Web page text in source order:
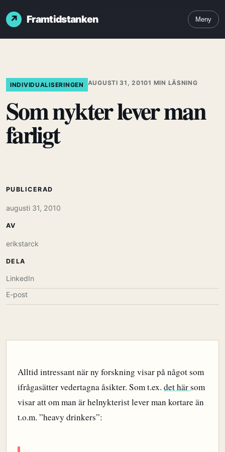
Framtidstanken Meny
INDIVIDUALISERINGEN AUGUSTI 31, 20101 MIN LÄSNING
Som nykter lever man
farligt
Alltid intressant när ny forskning visar på något som
ifrågasätter vedertagna åsikter. Som t.ex. det härsom
visar att om man är helnykterist lever man kortare än
t.o.m. ”heavy drinkers”:
PUBLICERAD
augusti 31, 2010
AV
erikstarck
DELA
LinkedIn
E-post